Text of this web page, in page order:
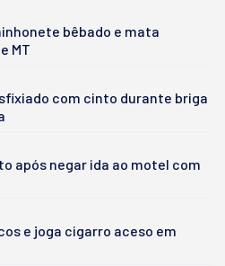
bêbado e mata
MT
com cinto durante briga
após negar ida ao motel com
e joga cigarro aceso em